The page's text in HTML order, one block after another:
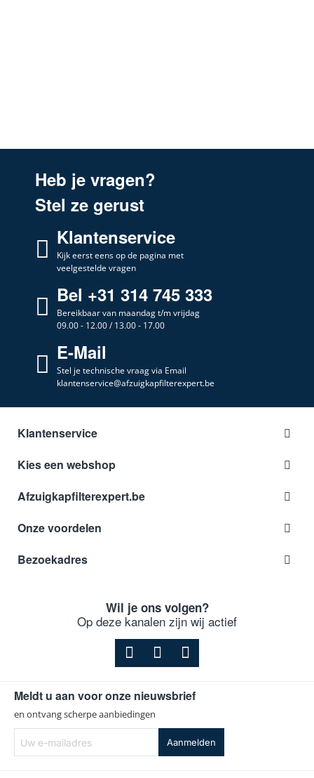
Heb je vragen?
Stel ze gerust
Klantenservice
Kijk eerst eens op de pagina met
veelgestelde vragen
Bel +31 314 745 333
Bereikbaar van maandag t/m vrijdag
09.00 - 12.00 / 13.00 - 17.00
E-Mail
Stel je technische vraag via Email
klantenservice@afzuigkapfilterexpert.be
Klantenservice
Kies een webshop
Afzuigkapfilterexpert.be
Onze voordelen
Bezoekadres
Wil je ons volgen?
Op deze kanalen zijn wij actief
Meldt u aan voor onze nieuwsbrief
en ontvang scherpe aanbiedingen
e-
mailadres
Aanmelden